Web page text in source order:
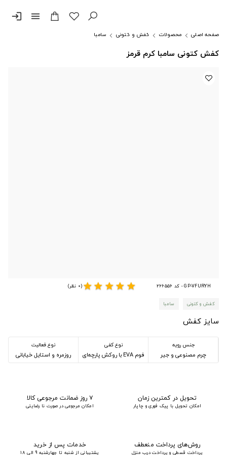
menu
login
صفحه اصلی محصولات کفش و کتونی سامبا
کفش کتونی سامبا کرم قرمز
GP-VFURYH - کد 266556 star
star
star
star
star(0 نظر)
کفش و کتونی سامبا
سایز کفش
جنس رویه
چرم مصنوعی و جیر
نوع کفی
فوم EVA با روکش پارچه‌ای
نوع فعالیت
روزمره و استایل خیابانی
تحویل در کمترین زمان
امکان تحویل با پیک فوری و چاپار
۷ روز ضمانت مرجوعی کالا
امکان مرجوعی در صورت نا رضایتی
روش‌های پرداخت منعطف
پرداخت قسطی و پرداخت درب منزل
خدمات پس از خرید
پشتیبانی از شنبه تا چهارشنبه 9 الی 18